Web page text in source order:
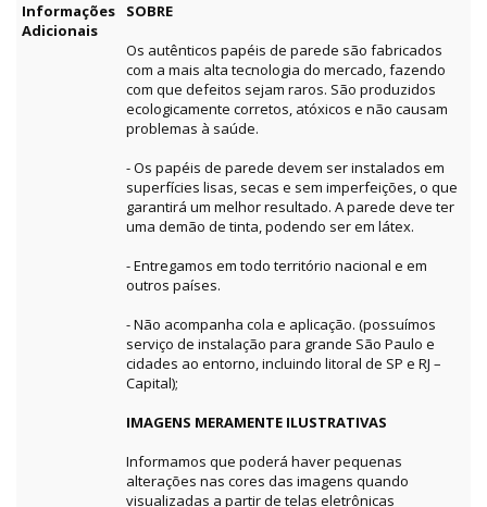
Informações
Adicionais
SOBRE
Os autênticos papéis de parede são fabricados
com a mais alta tecnologia do mercado, fazendo
com que defeitos sejam raros. São produzidos
ecologicamente corretos, atóxicos e não causam
problemas à saúde.
- Os papéis de parede devem ser instalados em
superfícies lisas, secas e sem imperfeições, o que
garantirá um melhor resultado. A parede deve ter
uma demão de tinta, podendo ser em látex.
- Entregamos em todo território nacional e em
outros países.
- Não acompanha cola e aplicação. (possuímos
serviço de instalação para grande São Paulo e
cidades ao entorno, incluindo litoral de SP e RJ –
Capital);
IMAGENS MERAMENTE ILUSTRATIVAS
Informamos que poderá haver pequenas
alterações nas cores das imagens quando
visualizadas a partir de telas eletrônicas